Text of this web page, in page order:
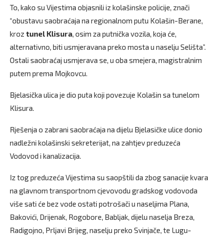
To, kako su Vijestima objasnili iz kolašinske policije, znači
“obustavu saobraćaja na regionalnom putu Kolašin-Berane,
kroz tunel Klisura, osim za putnička vozila, koja će,
alternativno, biti usmjeravana preko mosta u naselju Selišta”.
Ostali saobraćaj usmjerava se, u oba smejera, magistralnim
putem prema Mojkovcu.
Bjelasička ulica je dio puta koji povezuje Kolašin sa tunelom
Klisura.
Rješenja o zabrani saobraćaja na dijelu Bjelasičke ulice donio
nadležni kolašinski sekreterijat, na zahtjev preduzeća
Vodovod i kanalizacija.
Iz tog preduzeća Vijestima su saopštili da zbog sanacije kvara
na glavnom transportnom cjevovodu gradskog vodovoda
više sati će bez vode ostati potrošači u naseljima Plana,
Bakovići, Drijenak, Rogobore, Babljak, dijelu naselja Breza,
Radigojno, Prljavi Brijeg, naselju preko Svinjače, te Lugu-